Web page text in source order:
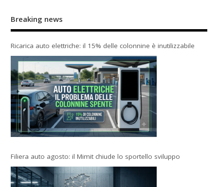
Breaking news
Ricarica auto elettriche: il 15% delle colonnine è inutilizzabile
Filiera auto agosto: il Mimit chiude lo sportello sviluppo